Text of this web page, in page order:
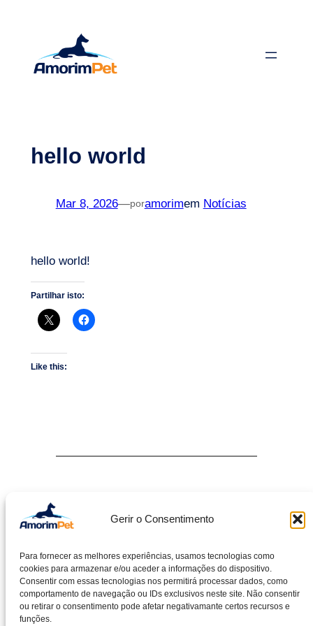
Gerir o Consentimento
Para fornecer as melhores experiências, usamos tecnologias como
cookies para armazenar e/ou aceder a informações do dispositivo.
Consentir com essas tecnologias nos permitirá processar dados, como
comportamento de navegação ou IDs exclusivos neste site. Não consentir
ou retirar o consentimento pode afetar negativamante certos recursos e
funções.
conteúdo
hello world
Mar 8, 2026—poramorimem Notícias
hello world!
Partilhar isto:
Like this:
AMORIM PET
FacebookInstagram